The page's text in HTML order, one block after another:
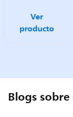
Ver
producto
Blogs